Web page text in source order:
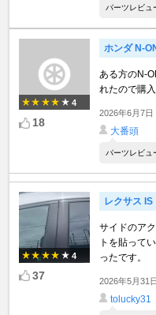
パーツレビュ
4
18
ホンダ N-
ある方のN-
れたので購
2026年6月7日
大番頭
パーツレビュ
4
37
レクサス IS
サイドのア
トを貼って
ったです。
2026年5月31日
tolucky31